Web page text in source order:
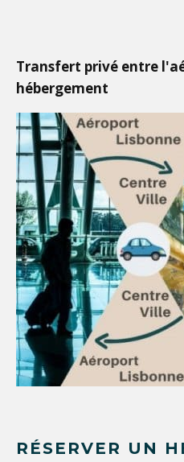
Transfert privé entre
hébergement
RÉSERVER UN